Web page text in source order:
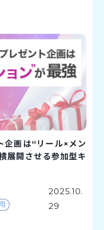
画は“リール×メン
展開させる参加型キ
2025.10.
29